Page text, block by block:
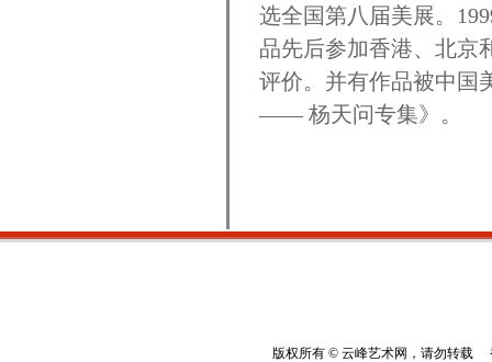
选全国第八届美展。
品先后参加香港、北京
评价。并有作品被中国
—— 杨天问专集》。
版权所有 © 云峰艺术网，请勿转载